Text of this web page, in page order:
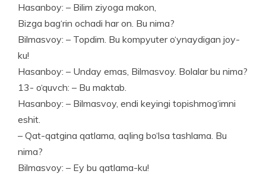
Hasanboy: – Bilim ziyoga makon,
Bizga bag‘rin ochadi har on. Bu nima?
Bilmasvoy: – Topdim. Bu kompyuter o‘ynaydigan joy-
ku!
Hasanboy: – Unday emas, Bil­masvoy. Bolalar bu nima?
13- o‘quvch: – Bu maktab.
Hasanboy: – Bilmasvoy, endi keyingi topishmog‘imni
eshit.
– Qat-qatgina qatlama, aqling bo‘lsa tashlama. Bu
nima?
Bilmasvoy: – Ey bu qatlama-ku!